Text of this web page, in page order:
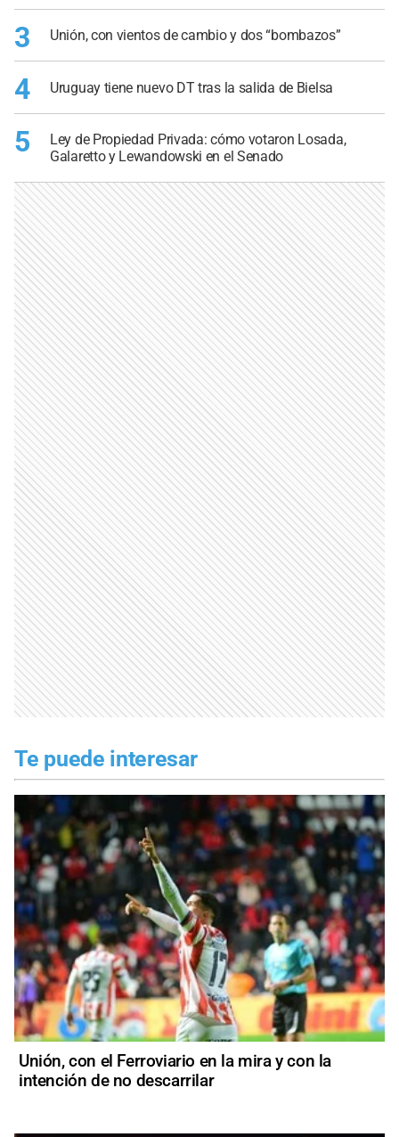
3 Unión, con vientos de cambio y dos “bombazos”
4 Uruguay tiene nuevo DT tras la salida de Bielsa
5
Ley de Propiedad Privada: cómo votaron Losada,
Galaretto y Lewandowski en el Senado
Te puede interesar
Unión, con el Ferroviario en la mira y con la
intención de no descarrilar